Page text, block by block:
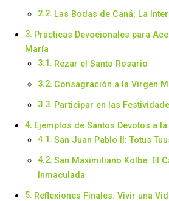
Las Bodas de Caná: La
Prácticas Devocionales para
María
Rezar el Santo Rosario
Consagración a la Virgen
Participar en las
Ejemplos de Santos Devotos a
San Juan Pablo II: Totus
San Maximiliano Kolbe: El
Inmaculada
Reflexiones Finales: Vivir una